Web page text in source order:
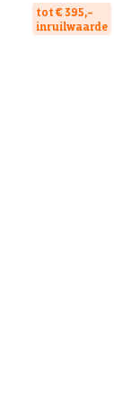
tot € 395,-
inruilwaarde